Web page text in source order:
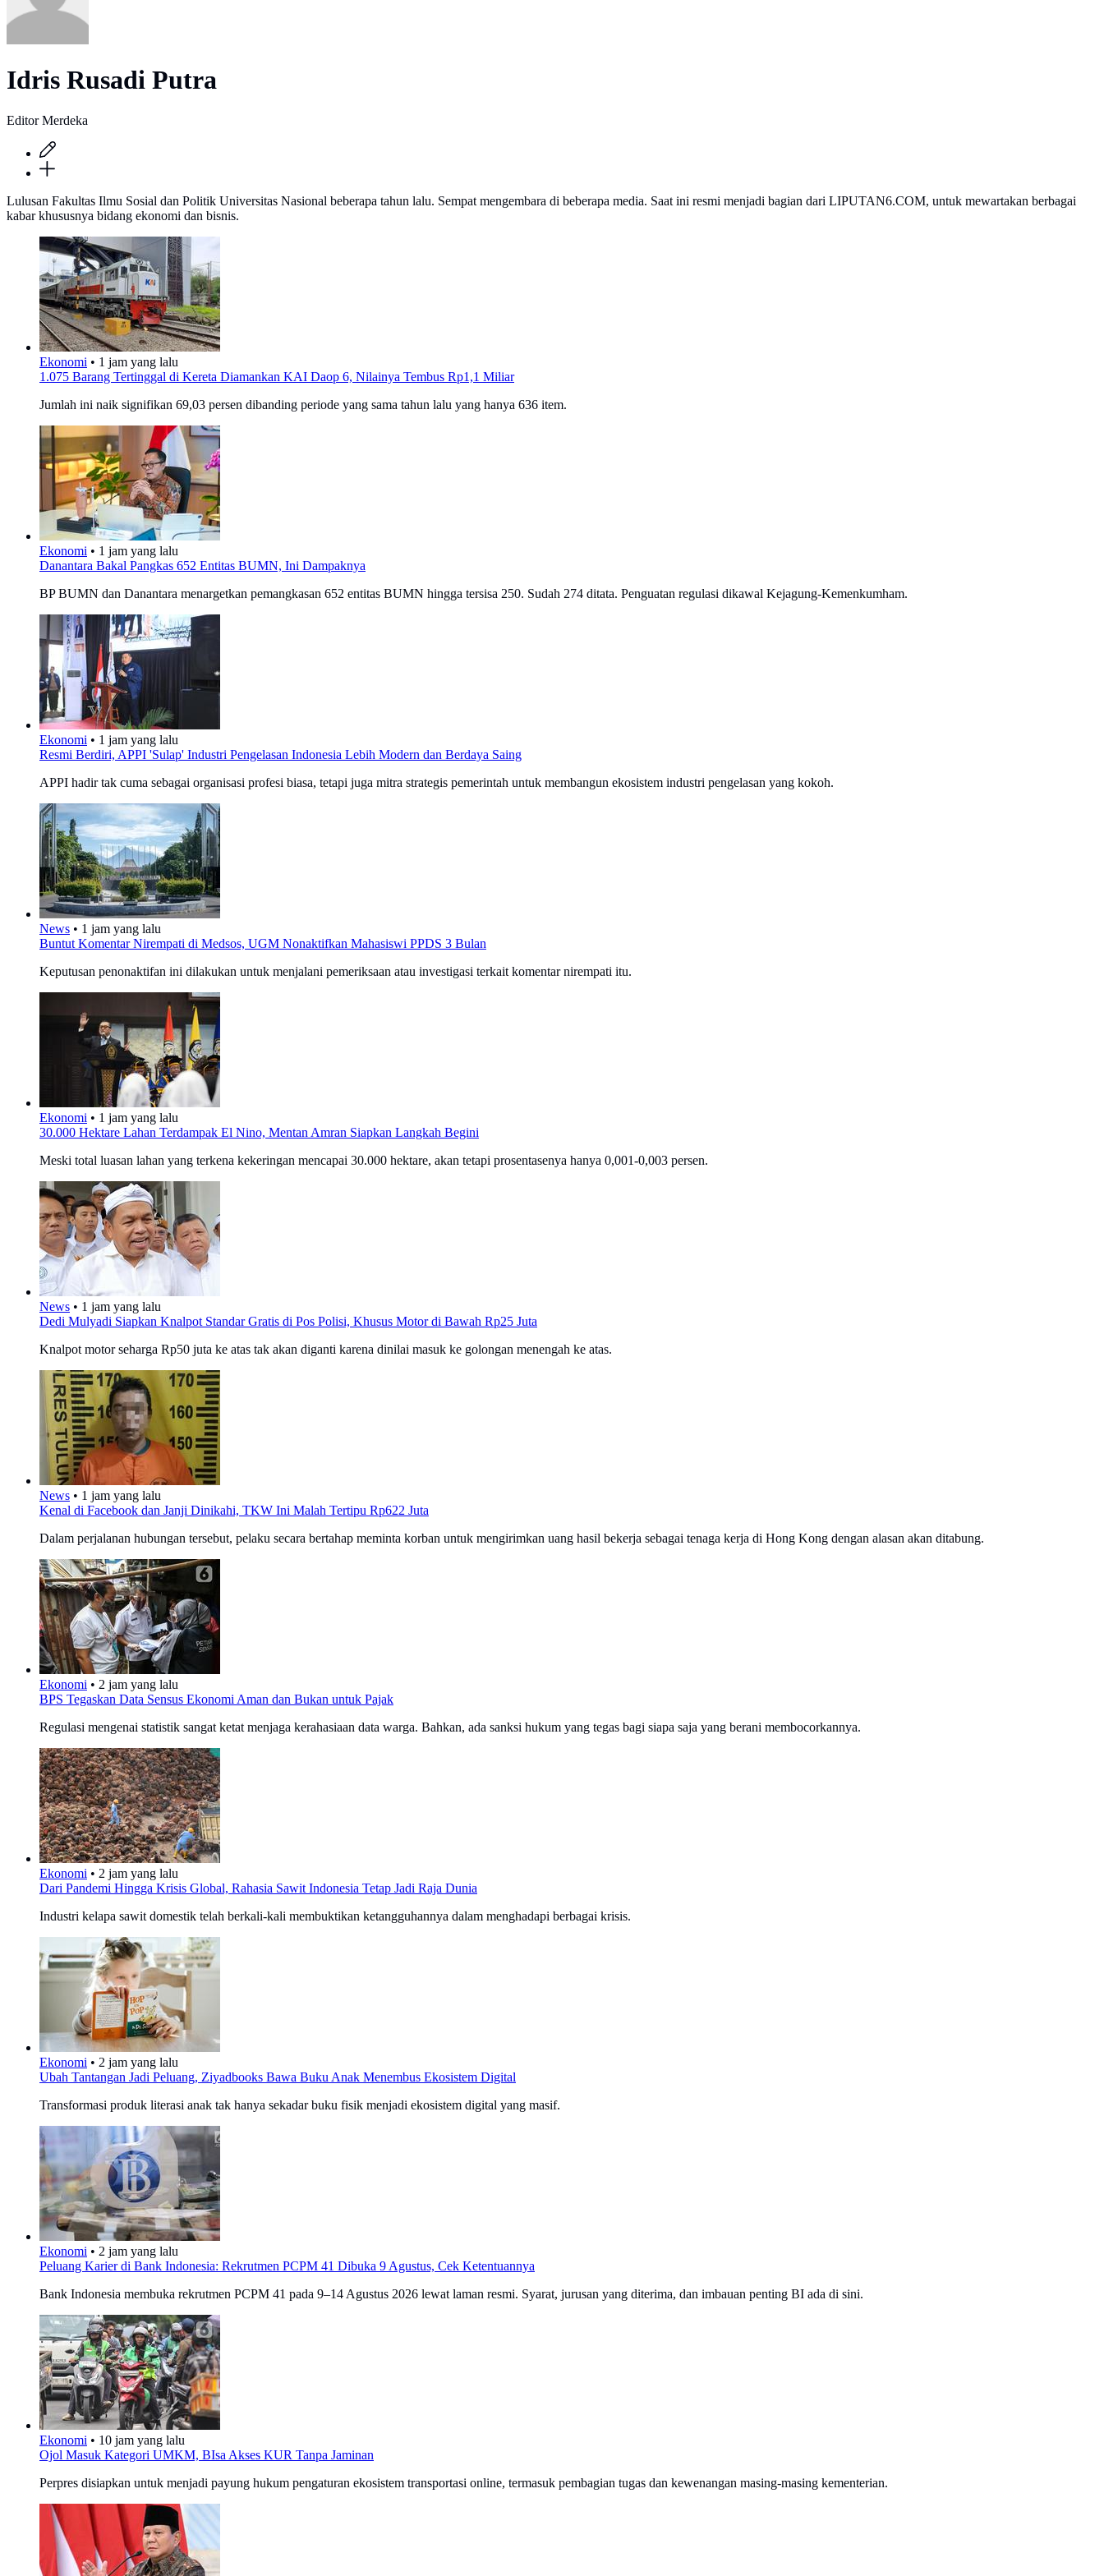
Idris Rusadi Putra
Editor Merdeka
Lulusan Fakultas Ilmu Sosial dan Politik Universitas Nasional beberapa tahun lalu. Sempat mengembara di beberapa media. Saat ini resmi menjadi bagian dari LIPUTAN6.COM, untuk mewartakan berbagai
kabar khususnya bidang ekonomi dan bisnis.
Ekonomi • 1 jam yang lalu
1.075 Barang Tertinggal di Kereta Diamankan KAI Daop 6, Nilainya Tembus Rp1,1 Miliar
Jumlah ini naik signifikan 69,03 persen dibanding periode yang sama tahun lalu yang hanya 636 item.
Ekonomi • 1 jam yang lalu
Danantara Bakal Pangkas 652 Entitas BUMN, Ini Dampaknya
BP BUMN dan Danantara menargetkan pemangkasan 652 entitas BUMN hingga tersisa 250. Sudah 274 ditata. Penguatan regulasi dikawal Kejagung-Kemenkumham.
Ekonomi • 1 jam yang lalu
Resmi Berdiri, APPI 'Sulap' Industri Pengelasan Indonesia Lebih Modern dan Berdaya Saing
APPI hadir tak cuma sebagai organisasi profesi biasa, tetapi juga mitra strategis pemerintah untuk membangun ekosistem industri pengelasan yang kokoh.
News • 1 jam yang lalu
Buntut Komentar Nirempati di Medsos, UGM Nonaktifkan Mahasiswi PPDS 3 Bulan
Keputusan penonaktifan ini dilakukan untuk menjalani pemeriksaan atau investigasi terkait komentar nirempati itu.
Ekonomi • 1 jam yang lalu
30.000 Hektare Lahan Terdampak El Nino, Mentan Amran Siapkan Langkah Begini
Meski total luasan lahan yang terkena kekeringan mencapai 30.000 hektare, akan tetapi prosentasenya hanya 0,001-0,003 persen.
News • 1 jam yang lalu
Dedi Mulyadi Siapkan Knalpot Standar Gratis di Pos Polisi, Khusus Motor di Bawah Rp25 Juta
Knalpot motor seharga Rp50 juta ke atas tak akan diganti karena dinilai masuk ke golongan menengah ke atas.
News • 1 jam yang lalu
Kenal di Facebook dan Janji Dinikahi, TKW Ini Malah Tertipu Rp622 Juta
Dalam perjalanan hubungan tersebut, pelaku secara bertahap meminta korban untuk mengirimkan uang hasil bekerja sebagai tenaga kerja di Hong Kong dengan alasan akan ditabung.
Ekonomi • 2 jam yang lalu
BPS Tegaskan Data Sensus Ekonomi Aman dan Bukan untuk Pajak
Regulasi mengenai statistik sangat ketat menjaga kerahasiaan data warga. Bahkan, ada sanksi hukum yang tegas bagi siapa saja yang berani membocorkannya.
Ekonomi • 2 jam yang lalu
Dari Pandemi Hingga Krisis Global, Rahasia Sawit Indonesia Tetap Jadi Raja Dunia
Industri kelapa sawit domestik telah berkali-kali membuktikan ketangguhannya dalam menghadapi berbagai krisis.
Ekonomi • 2 jam yang lalu
Ubah Tantangan Jadi Peluang, Ziyadbooks Bawa Buku Anak Menembus Ekosistem Digital
Transformasi produk literasi anak tak hanya sekadar buku fisik menjadi ekosistem digital yang masif.
Ekonomi • 2 jam yang lalu
Peluang Karier di Bank Indonesia: Rekrutmen PCPM 41 Dibuka 9 Agustus, Cek Ketentuannya
Bank Indonesia membuka rekrutmen PCPM 41 pada 9–14 Agustus 2026 lewat laman resmi. Syarat, jurusan yang diterima, dan imbauan penting BI ada di sini.
Ekonomi • 10 jam yang lalu
Ojol Masuk Kategori UMKM, BIsa Akses KUR Tanpa Jaminan
Perpres disiapkan untuk menjadi payung hukum pengaturan ekosistem transportasi online, termasuk pembagian tugas dan kewenangan masing-masing kementerian.